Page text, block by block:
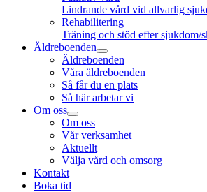
Lindrande vård vid allvarlig
Rehabilitering
Träning och stöd efter sjukdom/
Äldreboenden
Äldreboenden
Våra äldreboenden
Så får du en plats
Så här arbetar vi
Om oss
Om oss
Vår verksamhet
Aktuellt
Välja vård och omsorg
Kontakt
Boka tid